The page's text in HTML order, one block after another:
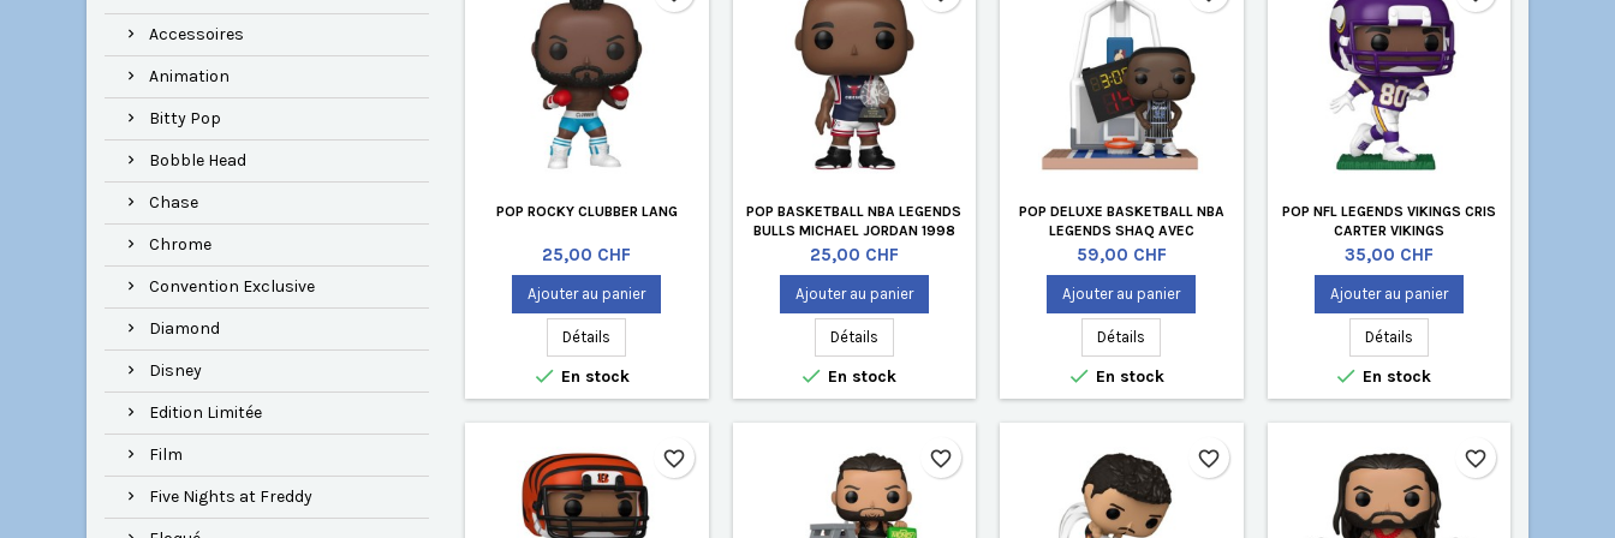
Accessoires
Animation
Bitty Pop
Bobble Head
Chase
Chrome
Convention Exclusive
Diamond
Disney
Edition Limitée
Film
Five Nights at Freddy
POP ROCKY CLUBBER LANG
Prix
25,00 CHF
Ajouter au panier
Détails
 En stock
POP BASKETBALL NBA LEGENDS
BULLS MICHAEL JORDAN 1998
ASG MVP
Prix
25,00 CHF
Ajouter au panier
Détails
 En stock
POP DELUXE BASKETBALL NBA
LEGENDS SHAQ AVEC
BACKBOARD
Prix
59,00 CHF
Ajouter au panier
Détails
 En stock
POP NFL LEGENDS VIKINGS CRIS
CARTER VIKINGS
Prix
35,00 CHF
Ajouter au panier
Détails
 En stock
favorite_border favorite_border favorite_border favorite_border